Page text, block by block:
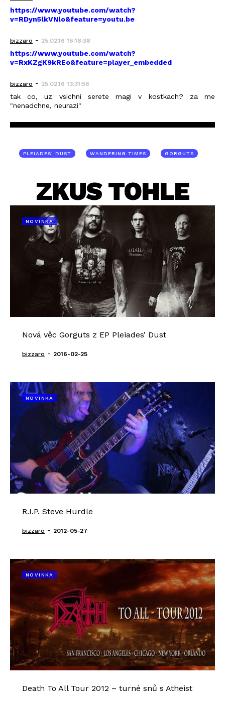
https://www.youtube.com/watch?
v=RDyn5lkVNlo&feature=youtu.be
bizzaro - 25.02.16 16:18:38
https://www.youtube.com/watch?
v=RxKZgK9kREo&feature=player_embedded
bizzaro - 25.02.16 13:31:56
tak co, uz vsichni serete magi v kostkach? za me
"nenadchne, neurazi"
PLEIADES’ DUST WANDERING TIMES GORGUTS
ZKUS TOHLE
NOVINKA
Nová věc Gorguts z EP Pleiades’ Dust
bizzaro - 2016-02-25
NOVINKA
R.I.P. Steve Hurdle
bizzaro - 2012-05-27
NOVINKA
Death To All Tour 2012 – turné snů s Atheist